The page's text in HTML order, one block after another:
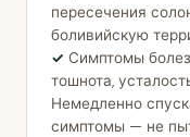
пересечения
боливийскую
Симптомы
тошнота,
Немедленно
симптомы — не